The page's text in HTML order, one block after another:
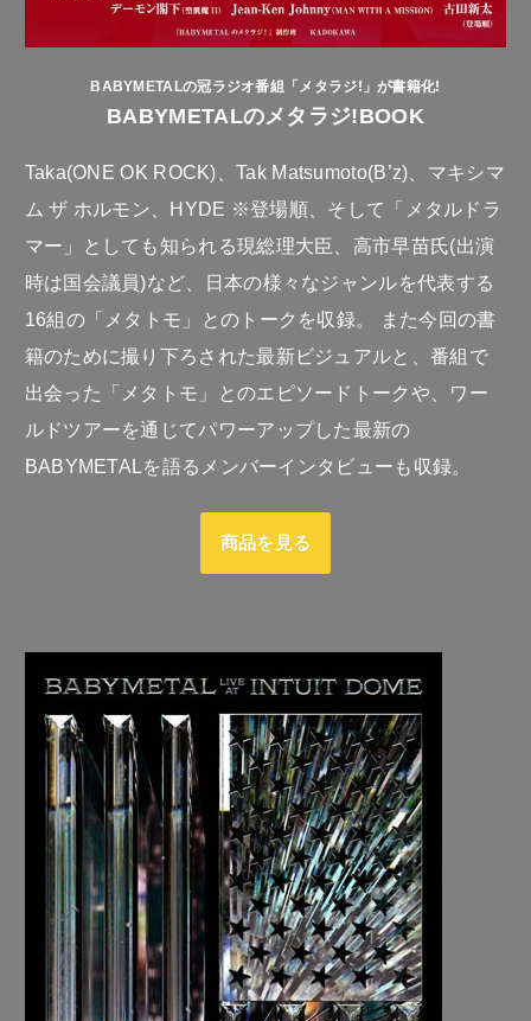
BABYMETALの冠ラジオ番組「メタラジ!」が書籍化!
BABYMETALのメタラジ!BOOK
Taka(ONE OK ROCK)、Tak Matsumoto(B’z)、マキシマ
ム ザ ホルモン、HYDE ※登場順、そして「メタルドラ
マー」としても知られる現総理大臣、高市早苗氏(出演
時は国会議員)など、日本の様々なジャンルを代表する
16組の「メタトモ」とのトークを収録。 また今回の書
籍のために撮り下ろされた最新ビジュアルと、番組で
出会った「メタトモ」とのエピソードトークや、ワー
ルドツアーを通じてパワーアップした最新の
BABYMETALを語るメンバーインタビューも収録。
商品を見る